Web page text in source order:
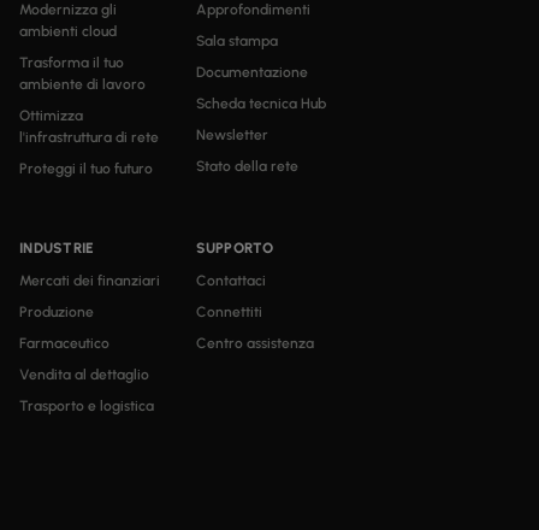
Modernizza gli
ambienti cloud
Trasforma il tuo
ambiente di lavoro
Ottimizza
l'infrastruttura di rete
Proteggi il tuo futuro
INDUSTRIE
Mercati dei finanziari
Produzione
Farmaceutico
Vendita al dettaglio
Trasporto e logistica
Approfondimenti
Sala stampa
Documentazione
Scheda tecnica Hub
Newsletter
Stato della rete
SUPPORTO
Contattaci
Connettiti
Centro assistenza